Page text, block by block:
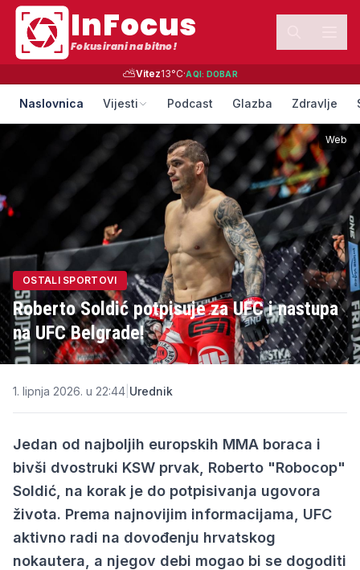
InFocus
Fokusirani na bitno!
⛅Vitez13°C·AQI: DOBAR
Naslovnica Vijesti Podcast Glazba Zdravlje
OSTALI SPORTOVI
Roberto Soldić potpisuje za UFC i nastupa
na UFC Belgrade!
Web
1. lipnja 2026. u 22:44 Urednik
Jedan od najboljih europskih MMA boraca i
bivši dvostruki KSW prvak, Roberto "Robocop"
Soldić, na korak je do potpisivanja ugovora
života. Prema najnovijim informacijama, UFC
aktivno radi na dovođenju hrvatskog
nokautera, a njegov debi mogao bi se dogoditi